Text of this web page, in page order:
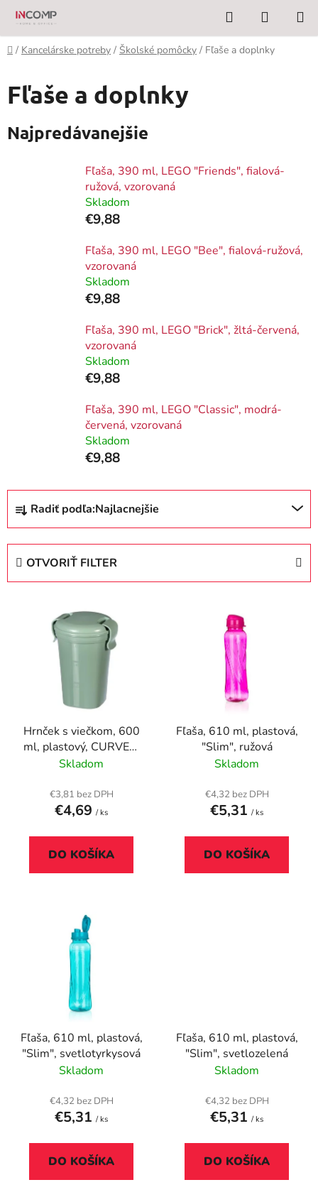
Prejsť
obsah
Hľadať
KOŠÍK
Domov
/ Kancelárske potreby / Školské pomôcky / Fľaše a doplnky
Fľaše a doplnky
Najpredávanejšie
Fľaša, 390 ml, LEGO "Friends", fialová-
ružová, vzorovaná
Skladom
€9,88
Fľaša, 390 ml, LEGO "Bee", fialová-ružová,
vzorovaná
Skladom
€9,88
Fľaša, 390 ml, LEGO "Brick", žltá-červená,
vzorovaná
Skladom
€9,88
Fľaša, 390 ml, LEGO "Classic", modrá-
červená, vzorovaná
Skladom
€9,88
R
d
Radiť podľa:Najlacnejšie
OTVORIŤ FILTER
Hrnček s viečkom, 600
ml, plastový, CURVER,
"Lunch&Go", zelená
Skladom
€3,81 bez DPH
€4,69 / ks
DO KOŠÍKA
Fľaša, 610 ml, plastová,
"Slim", ružová
Skladom
€4,32 bez DPH
€5,31 / ks
DO KOŠÍKA
Fľaša, 610 ml, plastová,
"Slim", svetlotyrkysová
Skladom
€4,32 bez DPH
€5,31 / ks
DO KOŠÍKA
Fľaša, 610 ml, plastová,
"Slim", svetlozelená
Skladom
€4,32 bez DPH
€5,31 / ks
DO KOŠÍKA